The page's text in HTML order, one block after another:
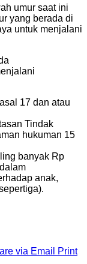
umur saat ini
yang berada di
untuk menjalani
17 dan atau
Tindak
hukuman 15
banyak Rp
anak,
via Email Print